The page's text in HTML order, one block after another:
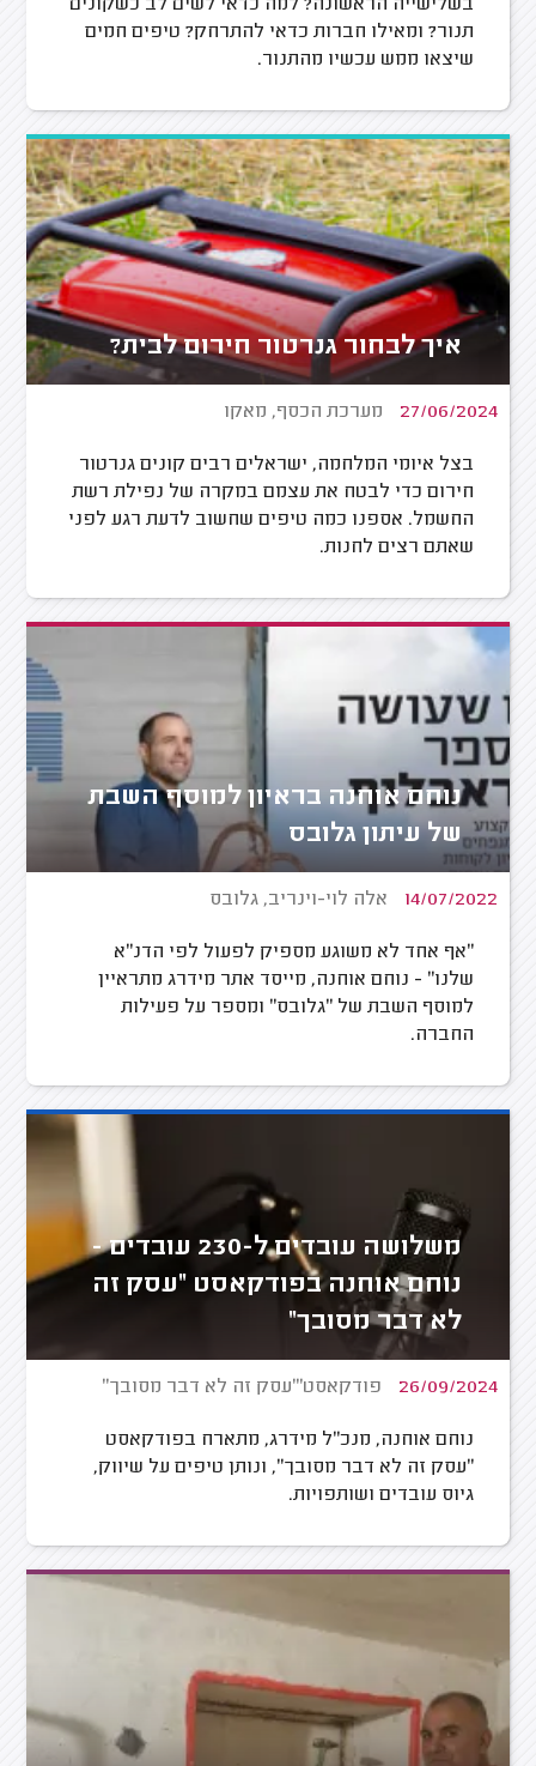
בשלישייה הראשונה? למה כדאי לשים לב כשקונים
תנור? ומאילו חברות כדאי להתרחק? טיפים חמים
שיצאו ממש עכשיו מהתנור.
איך לבחור גנרטור חירום לבית?
27/06/2024 מערכת הכסף, מאקו
בצל איומי המלחמה, ישראלים רבים קונים גנרטור
חירום כדי לבטח את עצמם במקרה של נפילת רשת
החשמל. אספנו כמה טיפים שחשוב לדעת רגע לפני
שאתם רצים לחנות.
נוחם אוחנה בראיון למוסף השבת
של עיתון גלובס
14/07/2022 אלה לוי-וינריב, גלובס
"אף אחד לא משוגע מספיק לפעול לפי הדנ"א
שלנו" - נוחם אוחנה, מייסד אתר מידרג מתראיין
למוסף השבת של "גלובס" ומספר על פעילות
החברה.
משלושה עובדים ל-230 עובדים -
נוחם אוחנה בפודקאסט "עסק זה
לא דבר מסובך"
26/09/2024 פודקאסט"'עסק זה לא דבר מסובך"
נוחם אוחנה, מנכ"ל מידרג, מתארח בפודקאסט
"עסק זה לא דבר מסובך", ונותן טיפים על שיווק,
גיוס עובדים ושותפויות.